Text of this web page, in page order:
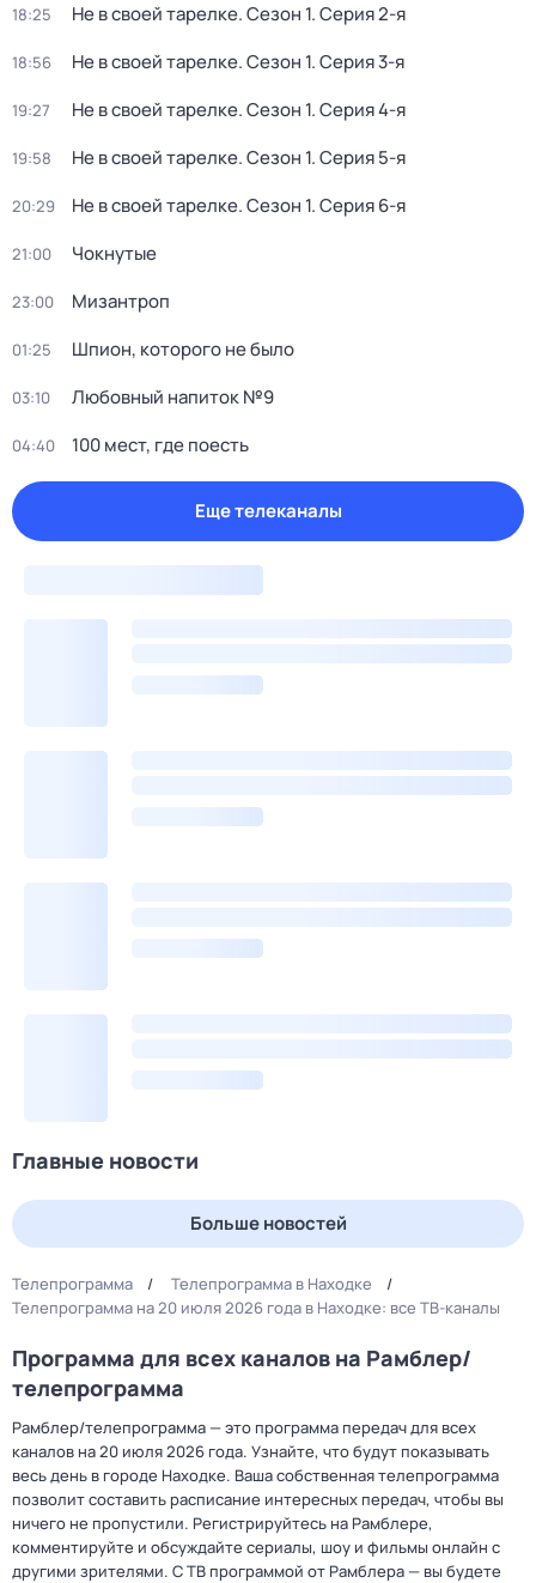
18:25 Не в своей тарелке. Сезон 1. Серия 2-я
18:56 Не в своей тарелке. Сезон 1. Серия 3-я
19:27 Не в своей тарелке. Сезон 1. Серия 4-я
19:58 Не в своей тарелке. Сезон 1. Серия 5-я
20:29 Не в своей тарелке. Сезон 1. Серия 6-я
21:00 Чокнутые
23:00 Мизантроп
01:25 Шпион, которого не было
03:10 Любовный напиток №9
04:40 100 мест, где поесть
Еще телеканалы
Главные новости
Больше новостей
Телепрограмма
Телепрограмма в Находке
Телепрограмма на 20 июля 2026 года в Находке: все ТВ-каналы
Программа для всех каналов на Рамблер/
телепрограмма
Рамблер/телепрограмма — это программа передач для всех
каналов на 20 июля 2026 года. Узнайте, что будут показывать
весь день в городе Находке. Ваша собственная телепрограмма
позволит составить расписание интересных передач, чтобы вы
ничего не пропустили. Регистрируйтесь на Рамблере,
комментируйте и обсуждайте сериалы, шоу и фильмы онлайн с
другими зрителями. С ТВ программой от Рамблера — вы будете